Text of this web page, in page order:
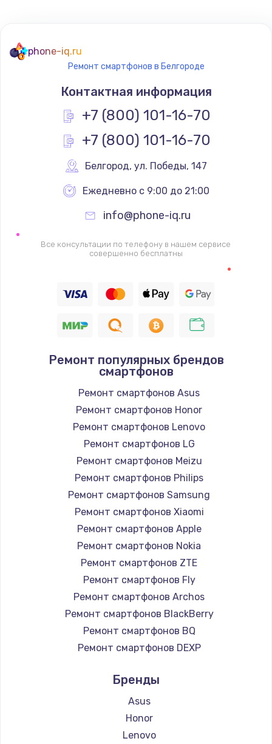
1090 руб.
Заказать
Замена видеочипа
2745 руб.
Заказать
Ремонт подсветки
Заказать
Настройка ОС
Заказать
Чистка от пыли
1060 руб.
Заказать
Замена южного моста
2750 руб.
Заказать
Замена контроллера питания
1490 руб.
Заказать
Замена тачпада
1745 руб.
Заказать
Замена корпуса
890 руб.
Заказать
phone-iq.ru
Ремонт смартфонов в Белгороде
Контактная информация
+7 (800) 101-16-70
+7 (800) 101-16-70
Белгород, ул. Победы, 147
Ежедневно с 9:00 до 21:00
info@phone-iq.ru
Все консультации по телефону в нашем сервисе
совершенно бесплатны
Ремонт популярных брендов
смартфонов
Ремонт смартфонов Asus
Ремонт смартфонов Honor
Ремонт смартфонов Lenovo
Ремонт смартфонов LG
Ремонт смартфонов Meizu
Ремонт смартфонов Philips
Ремонт смартфонов Samsung
Ремонт смартфонов Xiaomi
Ремонт смартфонов Apple
Ремонт смартфонов Nokia
Ремонт смартфонов ZTE
Ремонт смартфонов Fly
Ремонт смартфонов Archos
Ремонт смартфонов BlackBerry
Ремонт смартфонов BQ
Ремонт смартфонов DEXP
Ремонт смартфонов Ginzzu
Ремонт смартфонов Highscreen
Ремонт смартфонов Irbis
Ремонт смартфонов Kyocera
Бренды
Asus
Honor
Lenovo